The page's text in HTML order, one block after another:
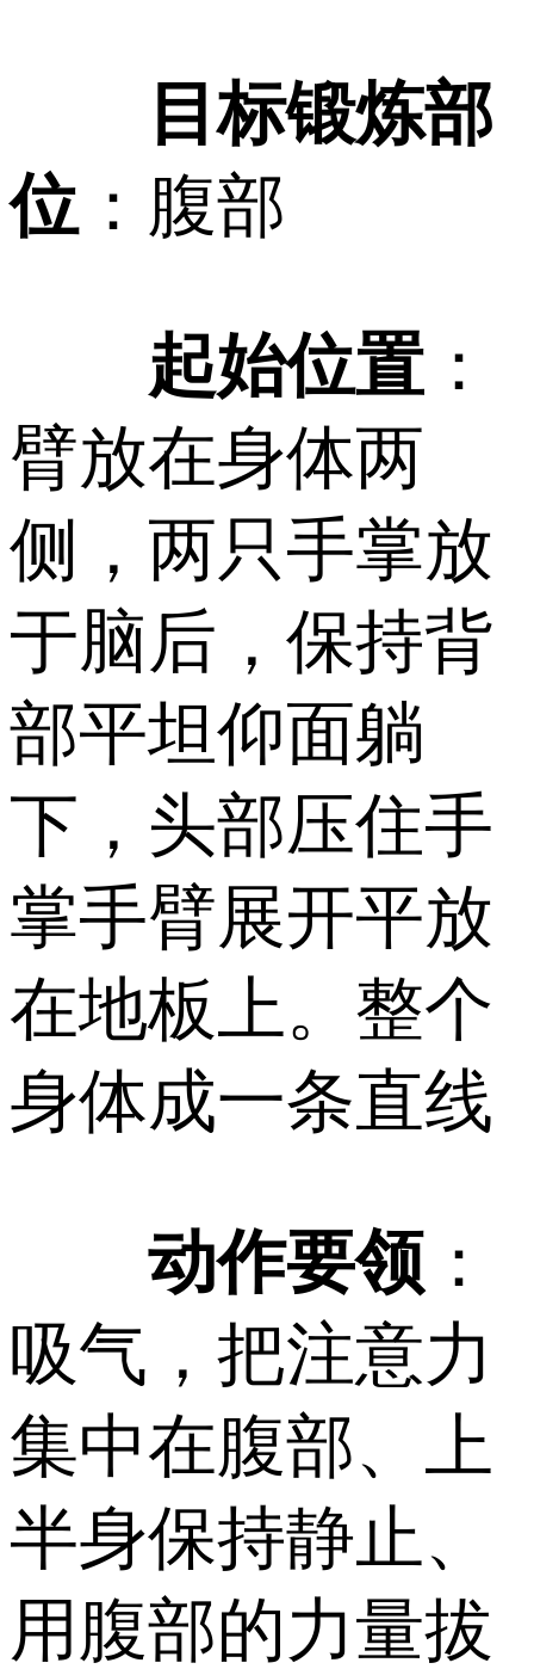
目标锻炼部
位：腹部
起始位置 ：
臂放在身体两
侧，两只手掌放
于脑后，保持背
部平坦仰面躺
下，头部压住手
掌手臂展开平放
在地板上。整个
身体成一条直线
动作要领 ：
吸气，把注意力
集中在腹部、上
半身保持静止、
用腹部的力量拔